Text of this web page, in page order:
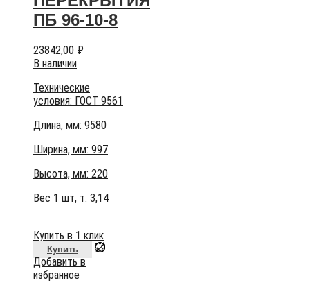
ПБ 96-10-8
23842,00 ₽
В наличии
Технические
условия: ГОСТ 9561
Длина, мм: 9580
Ширина, мм: 997
Высота, мм: 220
Вес 1 шт, т: 3,14
Купить в 1 клик
Купить
Добавить в
избранное